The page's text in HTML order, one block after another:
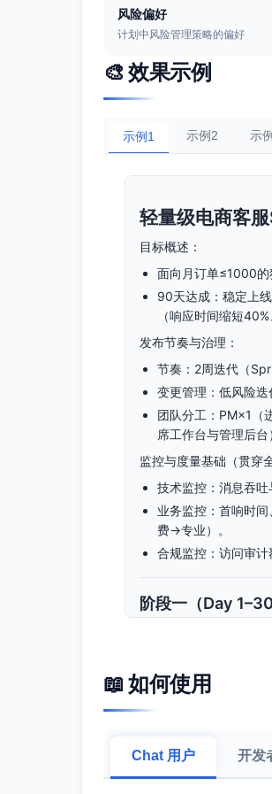
风险偏好
计划中风险管理策略的偏好
🎨 效果示例
示例1 示例2 示
轻量级电商客
目标概述：
面向月订单≤1000的
90天达成：稳定上
（响应时间缩短
发布节奏与治理：
节奏：2周迭代（
变更管理：低风险
团队分工：PM×1（
席工作台与管理后
监控与度量基础（贯穿
技术监控：消息吞吐
业务监控：首响时
费→专业）。
合规监控：访问审计
阶段一（Day
[高] 坐席工作台（统
[低] 专业版计费的基
关键里程碑：
📖 如何使用
Chat 用户 开发